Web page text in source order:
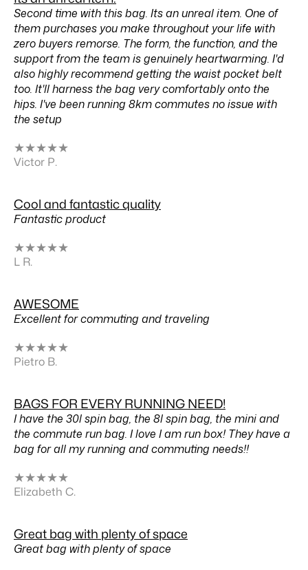
Second time with this bag. Its an unreal item. One of
them purchases you make throughout your life with
zero buyers remorse. The form, the function, and the
support from the team is genuinely heartwarming. I'd
also highly recommend getting the waist pocket belt
too. It'll harness the bag very comfortably onto the
hips. I've been running 8km commutes no issue with
the setup
★★★★★
Victor P.
Cool and fantastic quality
Fantastic product
★★★★★
L R.
AWESOME
Excellent for commuting and traveling
★★★★★
Pietro B.
BAGS FOR EVERY RUNNING NEED!
I have the 30l spin bag, the 8l spin bag, the mini and
the commute run bag. I love I am run box! They have a
bag for all my running and commuting needs!!
★★★★★
Elizabeth C.
Great bag with plenty of space
Great bag with plenty of space